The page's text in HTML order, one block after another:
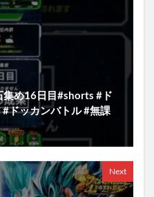
集め16日目#shorts #ド
ドッカンバトル #無課
Next